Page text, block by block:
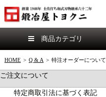
商品カテゴリ
HOME > Q & A > 特注オーダーについて
ご注文について
特定商取引法に基づく表記